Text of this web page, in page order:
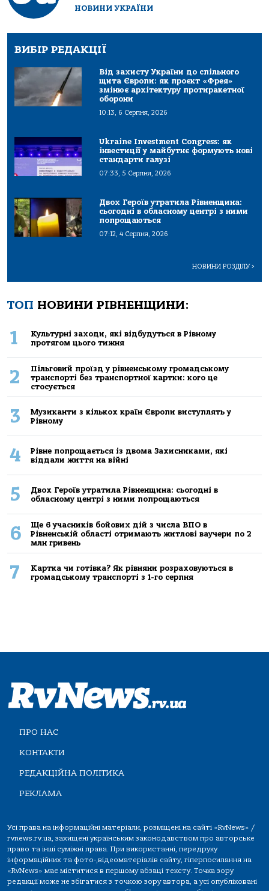
НОВИНИ УКРАЇНИ
ВИБІР РЕДАКЦІЇ
Від захисту України до спільного
щита Європи: як проєкт «Фрея»
змінює архітектуру протиракетної
оборони
10:13, 6 Серпня, 2026
Ukraine Investment Congress: як
інвестиції у майбутнє формують нові
стандарти галузі
07:33, 5 Серпня, 2026
Двох Героїв утратила Рівненщина:
сьогодні в обласному центрі з ними
попрощаються
07:12, 4 Серпня, 2026
НОВИНИ РОЗДІЛУ>
ТОП НОВИНИ РІВНЕНЩИНИ:
1
Культурні заходи, які відбудуться в Рівному
протягом цього тижня
2
Пільговий проїзд у рівненському громадському
транспорті без транспортної картки: кого це
стосується
3
Музиканти з кількох країн Європи виступлять у
Рівному
4
Рівне попрощається із двома Захисниками, які
віддали життя на війні
5
Двох Героїв утратила Рівненщина: сьогодні в
обласному центрі з ними попрощаються
6
Ще 6 учасників бойових дій з числа ВПО в
Рівненській області отримають житлові ваучери по 2
млн гривень
7
Картка чи готівка? Як рівняни розраховуються в
громадському транспорті з 1-го серпня
ПРО НАС
КОНТАКТИ
РЕДАКЦІЙНА ПОЛІТИКА
РЕКЛАМА
Усі права на інформаційні матеріали, розміщені на сайті «RvNews» /
rvnews.rv.ua, захищені українським законодавством про авторське
право та інші суміжні права. При використанні, передруку
інформаційних та фото-,відеоматеріалів сайту, гіперпосилання на
«RvNews» має міститися в першому абзаці тексту. Точка зору
редакції може не збігатися з точкою зору автора, а усі опубліковані